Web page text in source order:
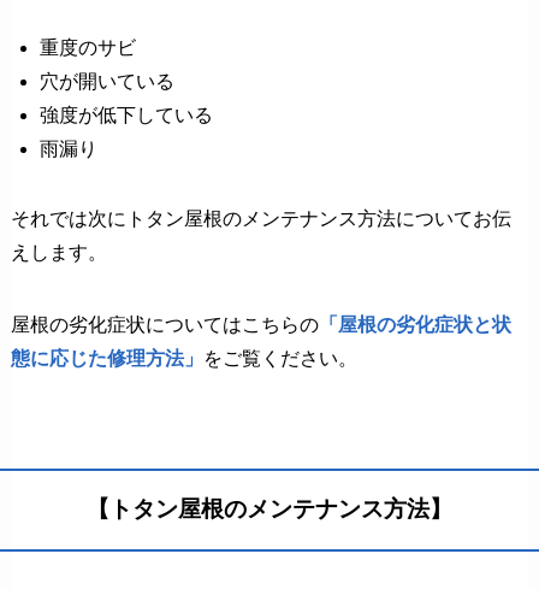
重度のサビ
穴が開いている
強度が低下している
雨漏り
それでは次にトタン屋根のメンテナンス方法についてお伝
えします。
屋根の劣化症状についてはこちらの「屋根の劣化症状と状
態に応じた修理方法」 をご覧ください。
【トタン屋根のメンテナンス方法】